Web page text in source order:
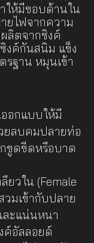
ให้มีขอบด้านใน
ยไฟจากความ
ลิตจากซิงค์
งค์กันสนิม แข็ง
รฐาน หมุนเข้า
อกแบบให้มี
ยลบคมปลายท่อ
ขูดขีดหรือบาด
ยวใน (Female
มเข้ากับปลาย
ละแน่นหนา
ค์อัลลอยด์